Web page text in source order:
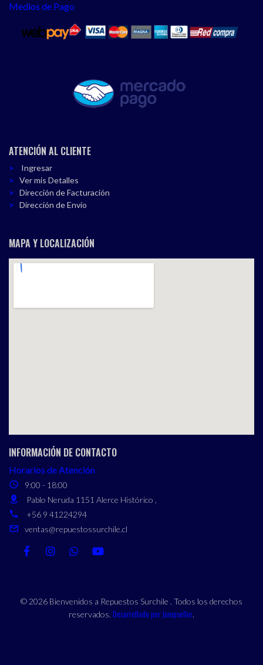
Medios de Pago
ATENCIÓN AL CLIENTE
Ingresar
Ver mis Detalles
Dirección de Facturación
Dirección de Envío
MAPA Y LOCALIZACIÓN
INFORMACIÓN DE CONTACTO
Horarios de Atención
9:00 - 18:00
Pablo Neruda 1151 Alerce Histórico ,
+56 9 41224294
ventas@repuestossurchile.cl
© 2026 Bienvenidos a Repuestos Surchile . Todos los derechos
reservados. Desarrollado por Jumpseller.